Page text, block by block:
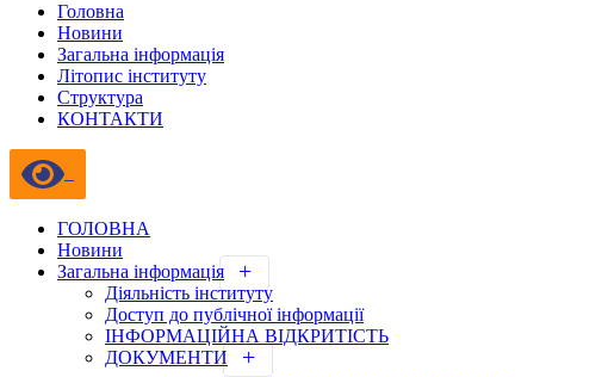
Головна
Новини
Загальна інформація
Літопис інституту
Структура
КОНТАКТИ
ГОЛОВНА
Новини
Загальна інформація
Діяльність інституту
Доступ до публічної інформації
ІНФОРМАЦІЙНА ВІДКРИТІСТЬ
ДОКУМЕНТИ